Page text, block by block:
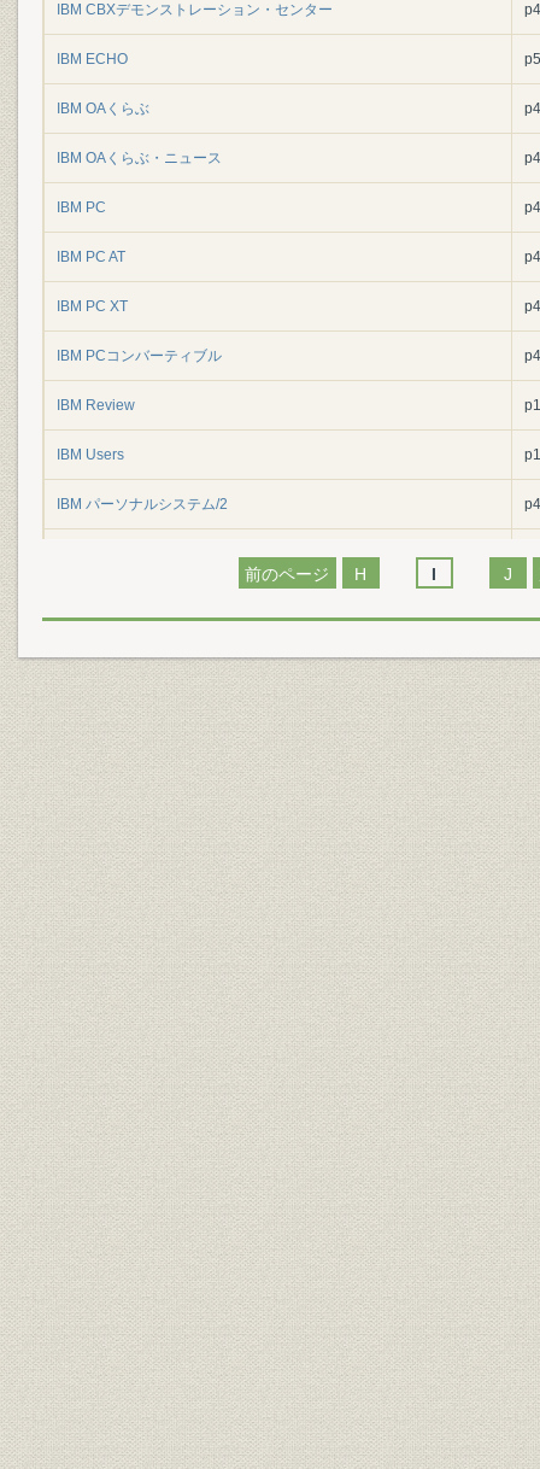
IBM CBXデモンストレーション・センター
IBM ECHO
IBM OAくらぶ
IBM OAくらぶ・ニュース
IBM PC
IBM PC AT
IBM PC XT
IBM PCコンバーティブル
IBM Review
IBM Users
IBM パーソナルシステム/2
IBM‐IBS
IBM‐IN
IBM‐NMS
IBM077
IBM1050
IBM1060
IBM1287
IBM1301
IBM1401
IBM1402
IBM1403
IBM1410
IBM1418
IBM1440
IBM1440国産化
IBM1620
前のページ H I J